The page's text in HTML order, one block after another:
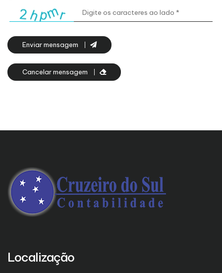
Enviar mensagem
Cancelar mensagem
Localização